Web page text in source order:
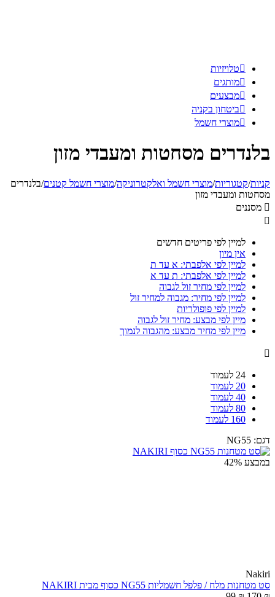
טלויזיות
מותגים
מבצעים
ביטחון בקניה
מוצרי חשמל
בלנדרים מסחטות ומעבדי מזון
קניות/קטגוריות/מוצרי חשמל ואלקטרוניקה/מוצרי חשמל קטנים/בלנדרים
מסחטות ומעבדי מזון
 מסננים

למיין לפי פריטים חדשים
אין מיון
למיין לפי אלפבתי: א עד ת
למיין לפי אלפבתי: ת עד א
למיין לפי מחיר זול לגבוה
למיין לפי מחיר: מגבוה למחיר זול
למיין לפי פופולריות
מיין לפי מבצע: מחיר זול לגבוה
מיין לפי מחיר מבצע: מהגבוה לנמוך

24 לעמוד
20 לעמוד
40 לעמוד
80 לעמוד
160 לעמוד
דגם: NG55
במבצע 42%
Nakiri
סט מטחנות מלח / פלפל חשמליות NG55 כסוף מבית NAKIRI